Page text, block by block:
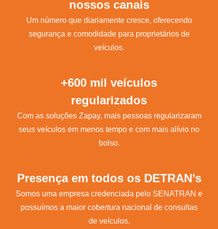
nossos canais
Um número que diariamente cresce, oferecendo
segurança e comodidade para proprietários de
veículos.
+600 mil veículos
regularizados
Com as soluções Zapay, mais pessoas regularizaram
seus veículos em menos tempo e com mais alívio no
bolso.
Presença em todos os DETRAN’s
Somos uma empresa credenciada pelo SENATRAN e
possuímos a maior cobertura nacional de consultas
de veículos.